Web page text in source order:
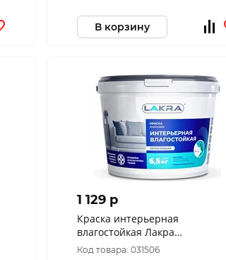
В корзину
1 129 p
Краска интерьерная
влагостойкая Лакра
повышенной белизны 6,5кг Л-С
Код товара: 031506